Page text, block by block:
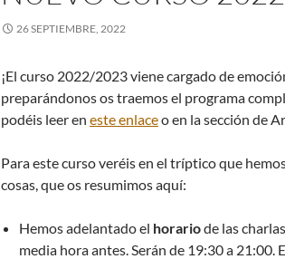
26 SEPTIEMBRE, 2022
¡El curso 2022/2023 viene cargado de
preparándonos os traemos el programa
podéis leer en este enlaceo en la sección de
Para este curso veréis en el tríptico que
cosas, que os resumimos aquí:
Hemos adelantado el horariode las
media hora antes. Serán de 19:30 a 21:00.